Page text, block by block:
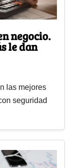
negocio.
le dan
las mejores
seguridad